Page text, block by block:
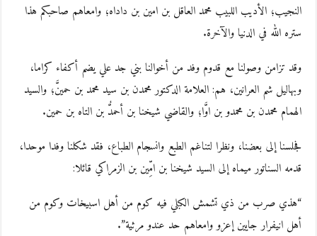
النجيب؛ الأديب اللبيب محمد العاقل بن امين بن داداه؛ وامعاهم صاحبكم هذا
ستره الله في الدنيا والآخرة.
وقد تزامن وصولنا مع قدوم وفد من أخوالنا بني جد علي يضم أكفاء كراما،
وبهاليل شم العرانين، هم: العلامة الدكتور محمدن بن سيد محمد بن حمينَّ؛ والسيد
الهمام محمدن بن محمدو بن اوَّا؛ والقاضي شيخنا بن أحمدُّ بن التاه بن حمين.
فجلسنا إلى بعضنا، ونظرا لتناغم الطبع وانسجام الطباع، فقد شكلنا وفدا موحدا،
قدمه السناتور ميماه إلى السيد شيخنا بن امِّين بن الزمراكي قائلا:
“هذي صرب من ذي تشمش الكبلي فيه كوم من أهل اسبيخات وكوم من
أهل انيفرار جايين إعزو وامعاهم حد عندو مرثية”.